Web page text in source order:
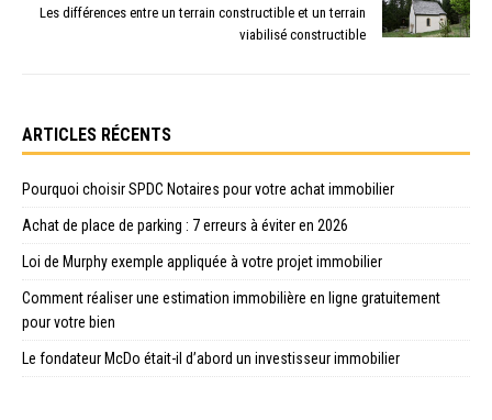
Les différences entre un terrain constructible et un terrain
viabilisé constructible
ARTICLES RÉCENTS
Pourquoi choisir SPDC Notaires pour votre achat immobilier
Achat de place de parking : 7 erreurs à éviter en 2026
Loi de Murphy exemple appliquée à votre projet immobilier
Comment réaliser une estimation immobilière en ligne gratuitement
pour votre bien
Le fondateur McDo était-il d’abord un investisseur immobilier